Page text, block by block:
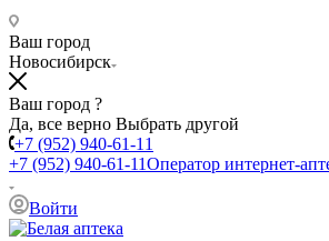
Ваш город
Новосибирск
Ваш город ?
Да, все верно Выбрать другой
+7 (952) 940-61-11
+7 (952) 940-61-11Оператор интернет-
Войти